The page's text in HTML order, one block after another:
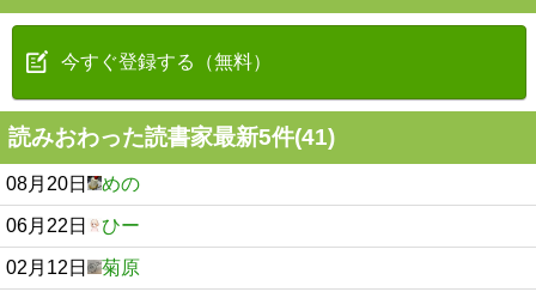
今すぐ登録する（無料）
読みおわった読書家最新5件(41)
08月20日 めの
06月22日 ひー
02月12日 菊原